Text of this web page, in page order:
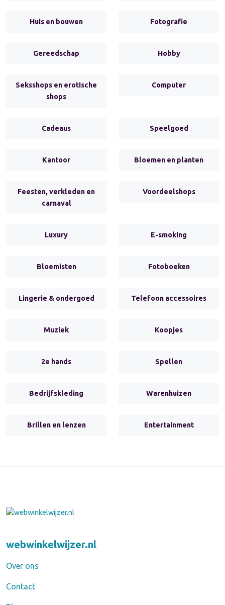
Huis en bouwen Fotografie
Gereedschap Hobby
Seksshops en erotische
shops
Computer
Cadeaus Speelgoed
Kantoor Bloemen en planten
Feesten, verkleden en
carnaval
Voordeelshops
Luxury E-smoking
Bloemisten Fotoboeken
Lingerie & ondergoed Telefoon accessoires
Muziek Koopjes
2e hands Spellen
Bedrijfskleding Warenhuizen
Brillen en lenzen Entertainment
webwinkelwijzer.nl
Over ons
Contact